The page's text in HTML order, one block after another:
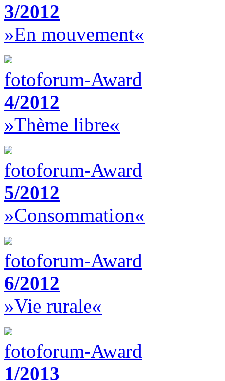
3/2012
»En mouvement«
fotoforum-Award
4/2012
»Thème libre«
fotoforum-Award
5/2012
»Consommation«
fotoforum-Award
6/2012
»Vie rurale«
fotoforum-Award
1/2013